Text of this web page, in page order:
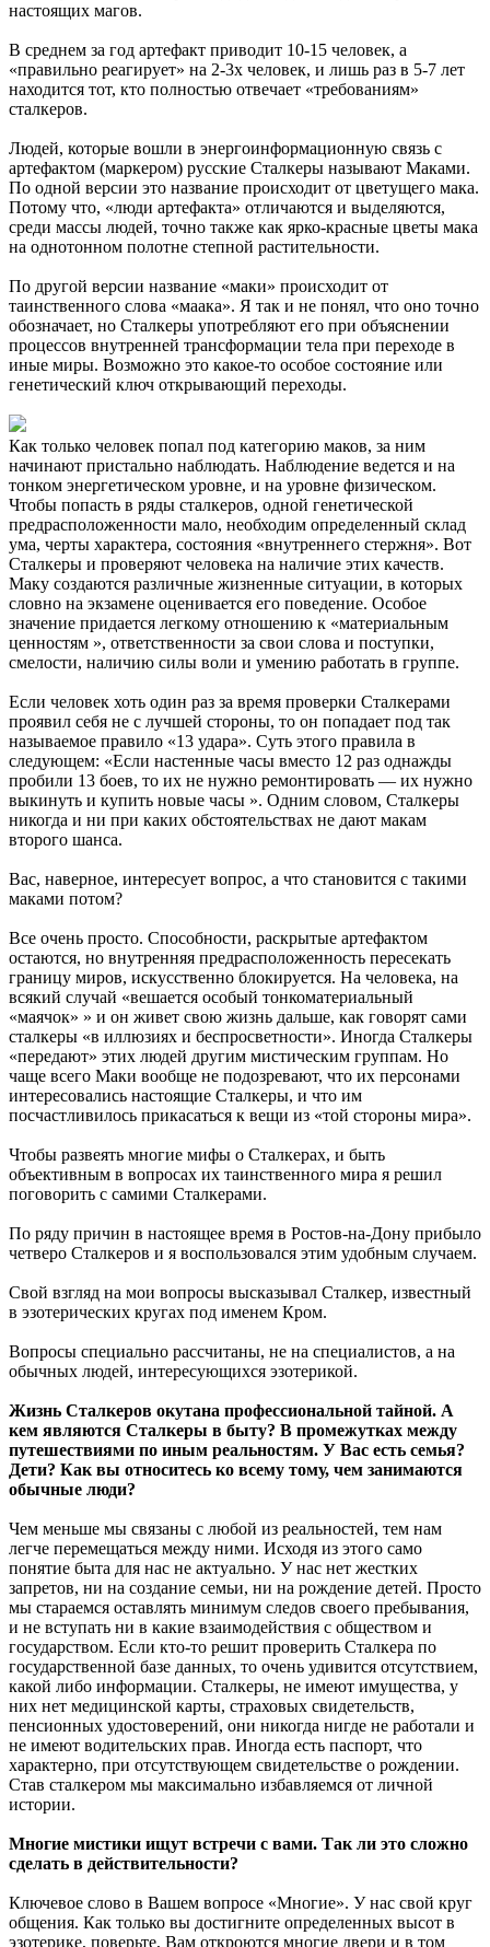
настоящих магов.
В среднем за год артефакт приводит 10-15 человек, а
«правильно реагирует» на 2-3х человек, и лишь раз в 5-7 лет
находится тот, кто полностью отвечает «требованиям»
сталкеров.
Людей, которые вошли в энергоинформационную связь с
артефактом (маркером) русские Сталкеры называют Маками.
По одной версии это название происходит от цветущего мака.
Потому что, «люди артефакта» отличаются и выделяются,
среди массы людей, точно также как ярко-красные цветы мака
на однотонном полотне степной растительности.
По другой версии название «маки» происходит от
таинственного слова «маака». Я так и не понял, что оно точно
обозначает, но Сталкеры употребляют его при объяснении
процессов внутренней трансформации тела при переходе в
иные миры. Возможно это какое-то особое состояние или
генетический ключ открывающий переходы.
Как только человек попал под категорию маков, за ним
начинают пристально наблюдать. Наблюдение ведется и на
тонком энергетическом уровне, и на уровне физическом.
Чтобы попасть в ряды сталкеров, одной генетической
предрасположенности мало, необходим определенный склад
ума, черты характера, состояния «внутреннего стержня». Вот
Сталкеры и проверяют человека на наличие этих качеств.
Маку создаются различные жизненные ситуации, в которых
словно на экзамене оценивается его поведение. Особое
значение придается легкому отношению к «материальным
ценностям », ответственности за свои слова и поступки,
смелости, наличию силы воли и умению работать в группе.
Если человек хоть один раз за время проверки Сталкерами
проявил себя не с лучшей стороны, то он попадает под так
называемое правило «13 удара». Суть этого правила в
следующем: «Если настенные часы вместо 12 раз однажды
пробили 13 боев, то их не нужно ремонтировать — их нужно
выкинуть и купить новые часы ». Одним словом, Сталкеры
никогда и ни при каких обстоятельствах не дают макам
второго шанса.
Вас, наверное, интересует вопрос, а что становится с такими
маками потом?
Все очень просто. Способности, раскрытые артефактом
остаются, но внутренняя предрасположенность пересекать
границу миров, искусственно блокируется. На человека, на
всякий случай «вешается особый тонкоматериальный
«маячок» » и он живет свою жизнь дальше, как говорят сами
сталкеры «в иллюзиях и беспросветности». Иногда Сталкеры
«передают» этих людей другим мистическим группам. Но
чаще всего Маки вообще не подозревают, что их персонами
интересовались настоящие Сталкеры, и что им
посчастливилось прикасаться к вещи из «той стороны мира».
Чтобы развеять многие мифы о Сталкерах, и быть
объективным в вопросах их таинственного мира я решил
поговорить с самими Сталкерами.
По ряду причин в настоящее время в Ростов-на-Дону прибыло
четверо Сталкеров и я воспользовался этим удобным случаем.
Свой взгляд на мои вопросы высказывал Сталкер, известный
в эзотерических кругах под именем Кром.
Вопросы специально рассчитаны, не на специалистов, а на
обычных людей, интересующихся эзотерикой.
Жизнь Сталкеров окутана профессиональной тайной. А
кем являются Сталкеры в быту? В промежутках между
путешествиями по иным реальностям. У Вас есть семья?
Дети? Как вы относитесь ко всему тому, чем занимаются
обычные люди?
Чем меньше мы связаны с любой из реальностей, тем нам
легче перемещаться между ними. Исходя из этого само
понятие быта для нас не актуально. У нас нет жестких
запретов, ни на создание семьи, ни на рождение детей. Просто
мы стараемся оставлять минимум следов своего пребывания,
и не вступать ни в какие взаимодействия с обществом и
государством. Если кто-то решит проверить Сталкера по
государственной базе данных, то очень удивится отсутствием,
какой либо информации. Сталкеры, не имеют имущества, у
них нет медицинской карты, страховых свидетельств,
пенсионных удостоверений, они никогда нигде не работали и
не имеют водительских прав. Иногда есть паспорт, что
характерно, при отсутствующем свидетельстве о рождении.
Став сталкером мы максимально избавляемся от личной
истории.
Многие мистики ищут встречи с вами. Так ли это сложно
сделать в действительности?
Ключевое слово в Вашем вопросе «Многие». У нас свой круг
общения. Как только вы достигните определенных высот в
эзотерике, поверьте, Вам откроются многие двери и в том